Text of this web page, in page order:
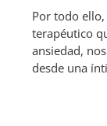
Por todo
terapéutico
ansiedad,
desde una